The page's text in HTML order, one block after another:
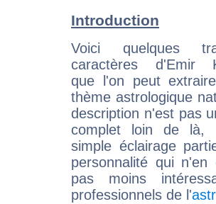
Introduction
Voici quelques
caractères d'Emir
que l'on peut
thème astrologique
description n'est pas
complet loin de là,
simple éclairage
personnalité qui n'en
pas moins
professionnels de l'